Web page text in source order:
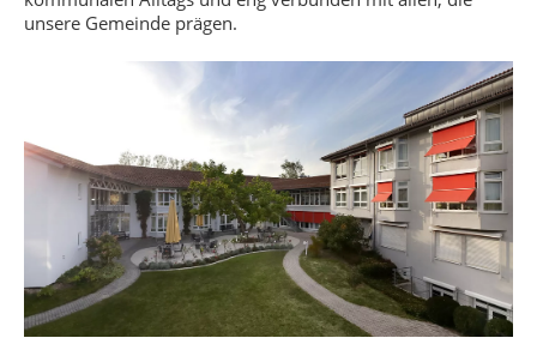
unsere Gemeinde prägen.